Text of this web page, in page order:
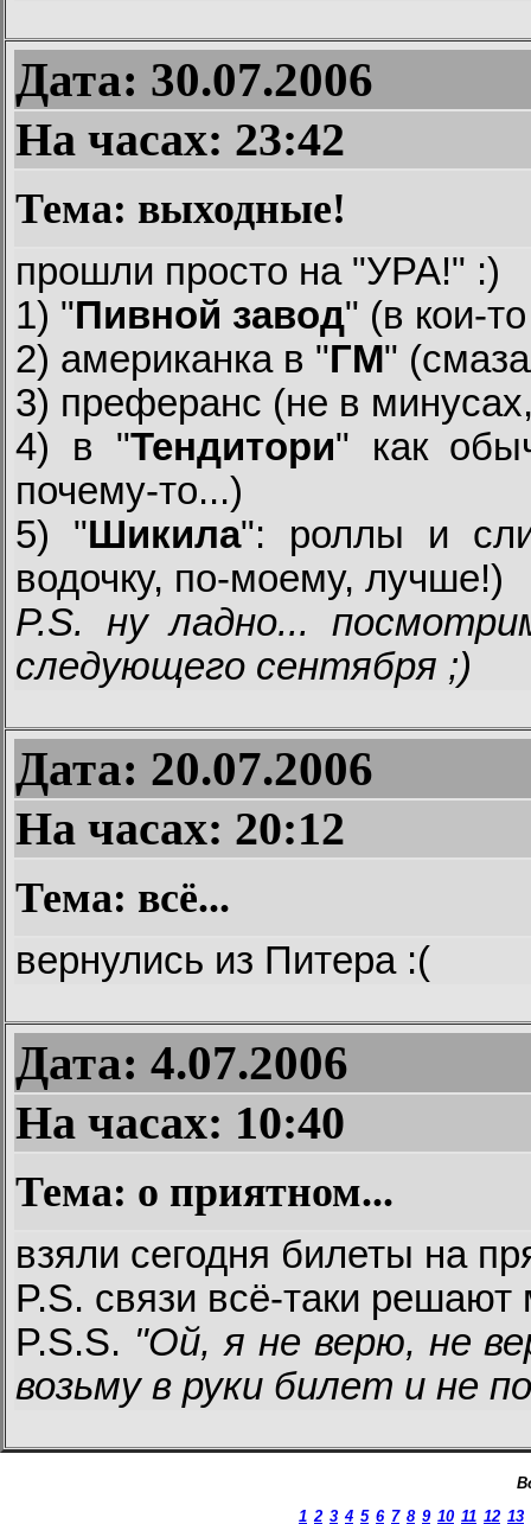
Дата: 30.07.2006
На часах: 23:42
Тема: выходные!
прошли просто на "УРА!" :)
1) "Пивной завод" (в кои-
2) американка в "ГМ"
3) преферанс (не в
4) в "Тендитори" как
почему-то...)
5) "Шикила": роллы и
водочку, по-моему, лучше!)
P.S. ну ладно...
следующего сентября ;)
Дата: 20.07.2006
На часах: 20:12
Тема: всё...
вернулись из Питера :(
Дата: 4.07.2006
На часах: 10:40
Тема: о приятном...
взяли сегодня билеты на
P.S. связи всё-таки
P.S.S. "Ой, я не верю, не
возьму в руки билет и не
1 2 3 4 5 6 7 8 9 10 11 12 13